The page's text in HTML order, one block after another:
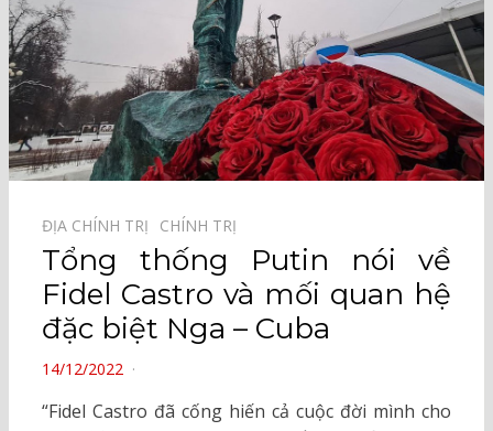
ĐỊA CHÍNH TRỊ⠀ CHÍNH TRỊ⠀
Tổng thống Putin nói về
Fidel Castro và mối quan hệ
đặc biệt Nga – Cuba
POSTED
14/12/2022
“Fidel Castro đã cống hiến cả cuộc đời mình cho